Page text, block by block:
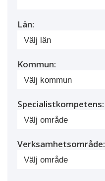
Län:
Kommun:
Specialistkompetens:
Verksamhetsområde: